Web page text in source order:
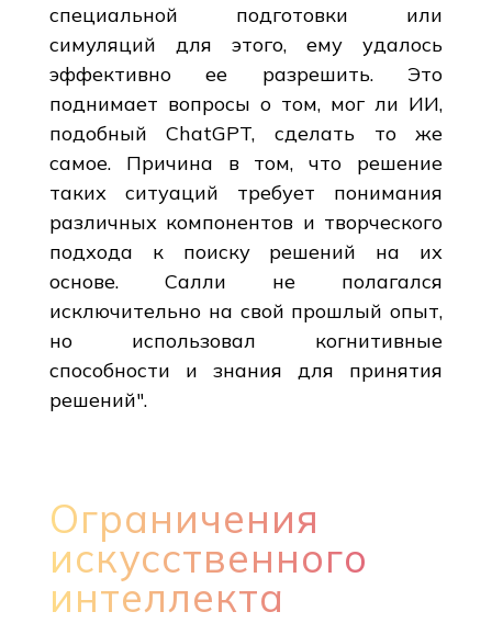
специальной подготовки или
симуляций для этого, ему удалось
эффективно ее разрешить. Это
поднимает вопросы о том, мог ли ИИ,
подобный ChatGPT, сделать то же
самое. Причина в том, что решение
таких ситуаций требует понимания
различных компонентов и творческого
подхода к поиску решений на их
основе. Салли не полагался
исключительно на свой прошлый опыт,
но использовал когнитивные
способности и знания для принятия
решений".
Ограничения
искусственного
интеллекта